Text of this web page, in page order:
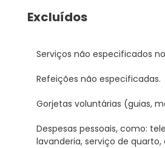
Excluídos
Serviços não especificados
Refeições não especificadas.
Gorjetas voluntárias (guias,
Despesas pessoais, como:
lavanderia, serviço de quarto,